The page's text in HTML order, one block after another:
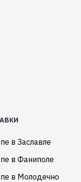
в Заславле
в Фаниполе
в Молодечно